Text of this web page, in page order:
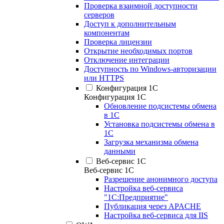
Проверка взаимной доступности
серверов
Доступ к дополнительным
компонентам
Проверка лицензии
Открытие необходимых портов
Отключение интеграции
Доступность по Windows-авторизации
или HTTPS
Конфигурация 1С
Конфигурация 1С
Обновление подсистемы обмена
в 1С
Установка подсистемы обмена в
1С
Загрузка механизма обмена
данными
Веб-сервис 1С
Веб-сервис 1С
Разрешение анонимного доступа
Настройка веб-сервиса
"1С:Предприятие"
Публикация через APACHE
Настройка веб-сервиса для IIS